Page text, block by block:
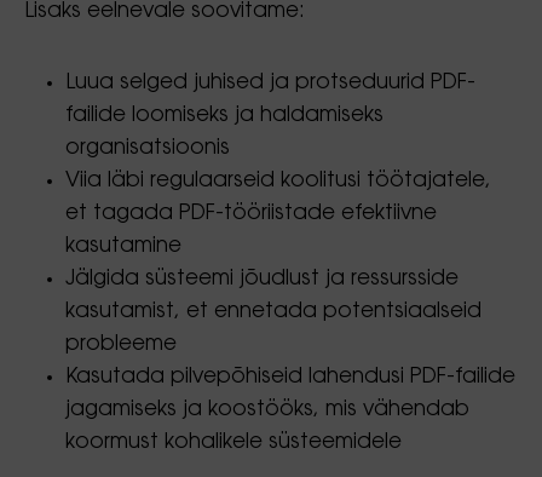
Lisaks eelnevale soovitame:
Luua selged juhised ja protseduurid PDF-
failide loomiseks ja haldamiseks
organisatsioonis
Viia läbi regulaarseid koolitusi töötajatele,
et tagada PDF-tööriistade efektiivne
kasutamine
Jälgida süsteemi jõudlust ja ressursside
kasutamist, et ennetada potentsiaalseid
probleeme
Kasutada pilvepõhiseid lahendusi PDF-failide
jagamiseks ja koostööks, mis vähendab
koormust kohalikele süsteemidele